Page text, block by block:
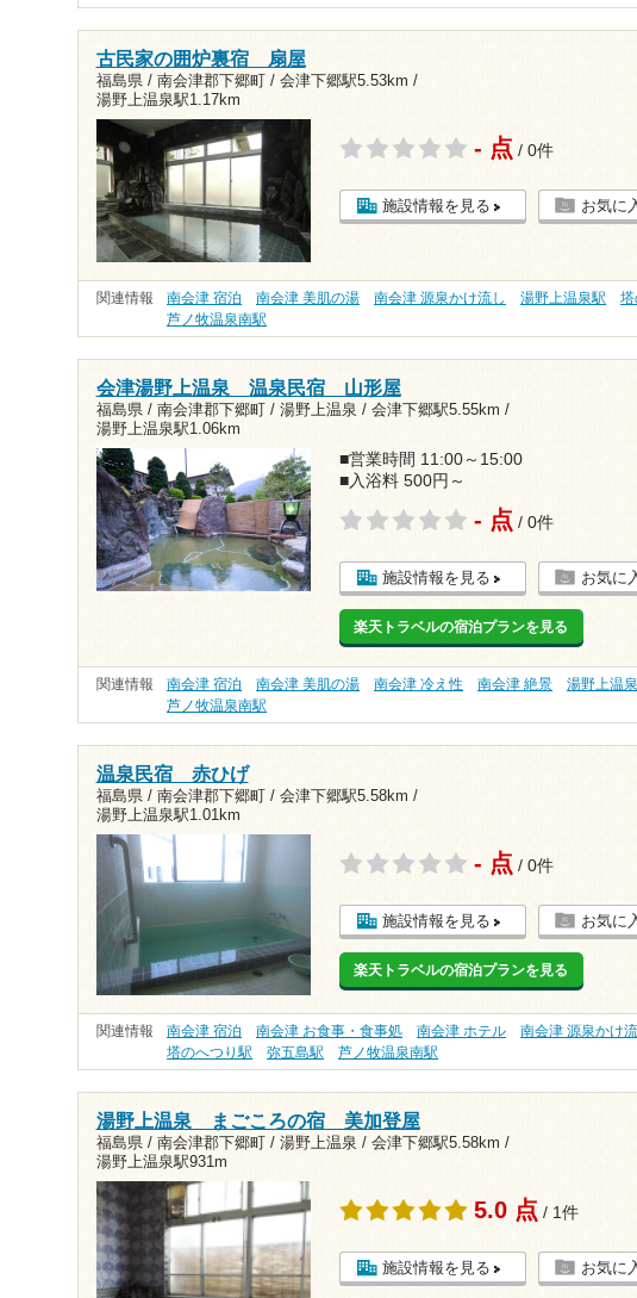
古民家の囲炉裏宿 扇屋
福島県 / 南会津郡下郷町 / 会津下郷駅5.53km /
湯野上温泉駅1.17km
- 点 / 0件
施設情報を見る お気に
関連情報 南会津 宿泊 南会津 美肌の湯 南会津 源泉かけ流し 湯野上温泉駅 塔
芦ノ牧温泉南駅
会津湯野上温泉 温泉民宿 山形屋
福島県 / 南会津郡下郷町 / 湯野上温泉 / 会津下郷駅5.55km /
湯野上温泉駅1.06km
■営業時間 11:00～15:00
■入浴料 500円～
- 点 / 0件
施設情報を見る お気に
楽天トラベルの宿泊プランを見る
関連情報 南会津 宿泊 南会津 美肌の湯 南会津 冷え性 南会津 絶景 湯野上温
芦ノ牧温泉南駅
温泉民宿 赤ひげ
福島県 / 南会津郡下郷町 / 会津下郷駅5.58km /
湯野上温泉駅1.01km
- 点 / 0件
施設情報を見る お気に
楽天トラベルの宿泊プランを見る
関連情報 南会津 宿泊 南会津 お食事・食事処 南会津 ホテル 南会津 源泉かけ
塔のへつり駅
弥五島駅 芦ノ牧温泉南駅
湯野上温泉 まごころの宿 美加登屋
福島県 / 南会津郡下郷町 / 湯野上温泉 / 会津下郷駅5.58km /
湯野上温泉駅931m
5.0 点 / 1件
施設情報を見る お気に